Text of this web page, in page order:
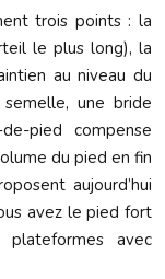
trois points : la
le plus long), la
au niveau du
une bride
pied compense
du pied en fin
aujourd’hui
avez le pied fort
avec